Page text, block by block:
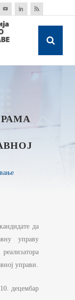
да
управу
управи.
децембар